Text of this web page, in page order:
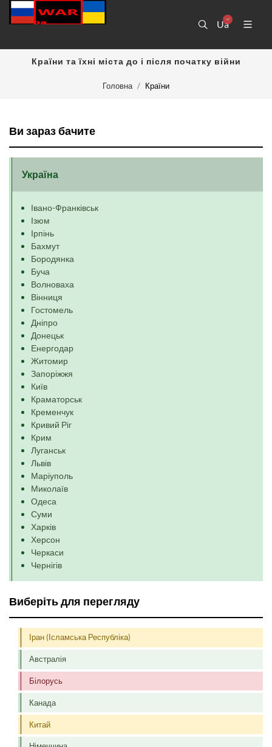
Ua
Країни та їхні міста до і після початку війни
Головна Країни
Ви зараз бачите
Україна
Івано-Франківськ
Ізюм
Ірпінь
Бахмут
Бородянка
Буча
Волноваха
Вінниця
Гостомель
Дніпро
Донецьк
Енергодар
Житомир
Запоріжжя
Київ
Краматорськ
Кременчук
Кривий Ріг
Крим
Луганськ
Львів
Маріуполь
Миколаїв
Одеса
Суми
Харків
Херсон
Черкаси
Чернігів
Виберіть для перегляду
Іран (Ісламська Республіка)
Австралія
Білорусь
Канада
Китай